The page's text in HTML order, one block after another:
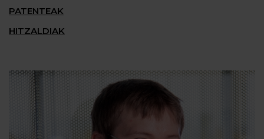
PATENTEAK
HITZALDIAK